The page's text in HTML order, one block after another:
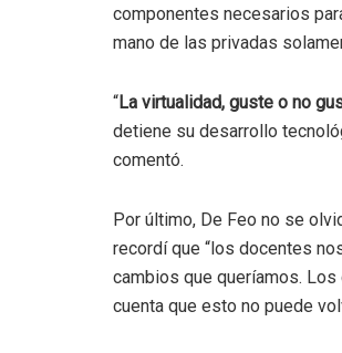
componentes necesarios
mano de las privadas
“La virtualidad, guste o no
detiene su desarrollo
comentó.
Por último, De Feo no se
recordí que “los docentes
cambios que queríamos.
cuenta que esto no puede